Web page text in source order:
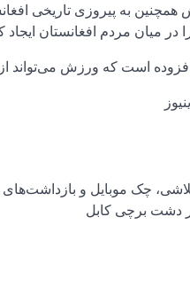
همچنین به پیروزی تاریخی
در میان مردم افغانستان
افزوده است که ورزش می‌تواند
چک موبایل و
دشت برچی کابل